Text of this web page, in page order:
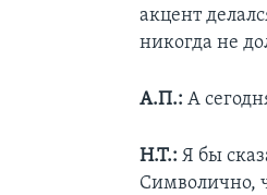
акцент
никогда не
А.П.: А
Н.Т.: Я бы
Символично,